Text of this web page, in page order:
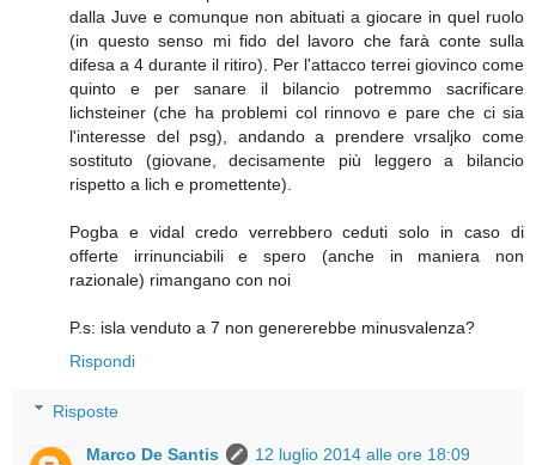
dalla Juve e comunque non abituati a giocare in quel ruolo
(in questo senso mi fido del lavoro che farà conte sulla
difesa a 4 durante il ritiro). Per l'attacco terrei giovinco come
quinto e per sanare il bilancio potremmo sacrificare
lichsteiner (che ha problemi col rinnovo e pare che ci sia
l'interesse del psg), andando a prendere vrsaljko come
sostituto (giovane, decisamente più leggero a bilancio
rispetto a lich e promettente).
Pogba e vidal credo verrebbero ceduti solo in caso di
offerte irrinunciabili e spero (anche in maniera non
razionale) rimangano con noi
P.s: isla venduto a 7 non genererebbe minusvalenza?
Rispondi
Risposte
Marco De Santis
12 luglio 2014 alle ore 18:09